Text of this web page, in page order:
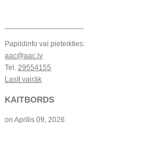
Papildinfo vai pieteikties:
aac@aac.lv
Tel. 29554155
Lasīt vairāk
KAITBORDS
on Aprīlis 09, 2026